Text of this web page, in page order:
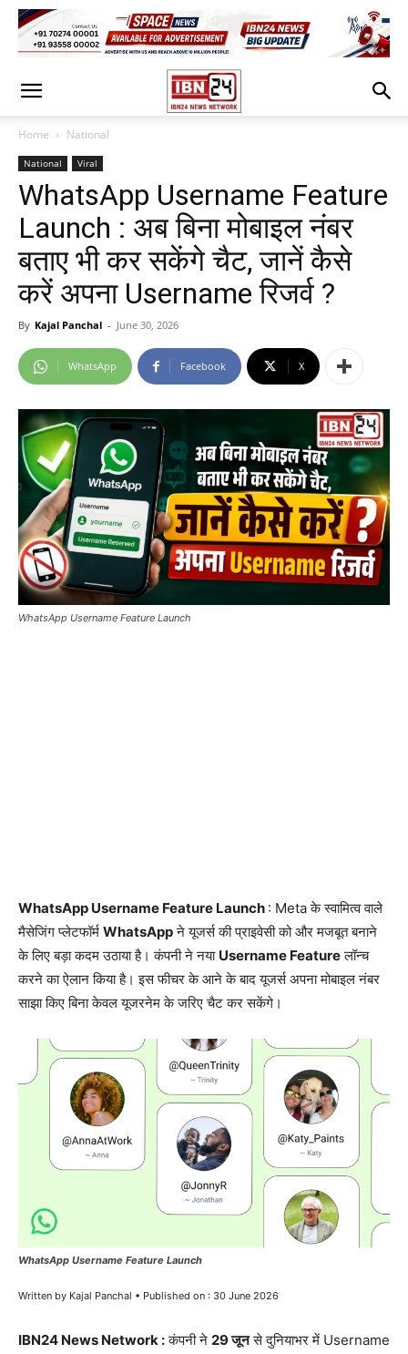
Home National
National Viral
WhatsApp Username Feature
Launch : अब बिना मोबाइल नंबर
बताए भी कर सकेंगे चैट, जानें कैसे
करें अपना Username रिजर्व ?
By Kajal Panchal - June 30, 2026
WhatsApp Facebook X
WhatsApp Username Feature Launch
WhatsApp Username Feature Launch : Meta के स्वामित्व वाले
मैसेजिंग प्लेटफॉर्म WhatsAppने यूजर्स की प्राइवेसी को और मजबूत बनाने
के लिए बड़ा कदम उठाया है। कंपनी ने नया Username Featureलॉन्च
करने का ऐलान किया है। इस फीचर के आने के बाद यूजर्स अपना मोबाइल नंबर
साझा किए बिना केवल यूजरनेम के जरिए चैट कर सकेंगे।
WhatsApp Username Feature Launch
Written by Kajal Panchal • Published on : 30 June 2026
IBN24 News Network :कंपनी ने 29 जूनसे दुनियाभर में Username